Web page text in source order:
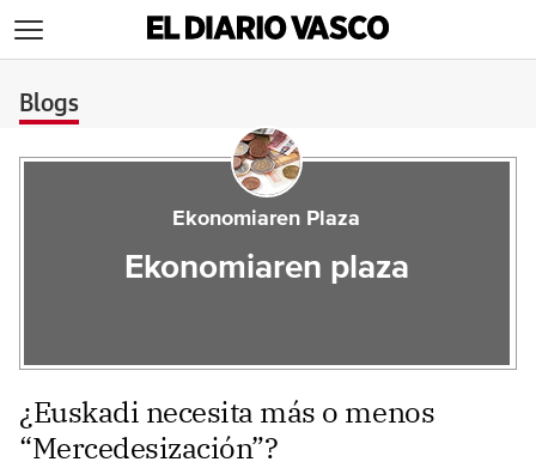
Blogs
Ekonomiaren Plaza
Ekonomiaren plaza
¿Euskadi necesita más o menos
“Mercedesización”?